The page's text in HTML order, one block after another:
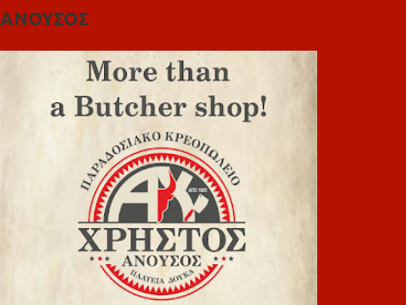
ΑΝΟΥΣΟΣ